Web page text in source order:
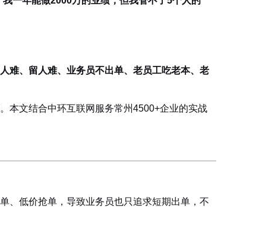
难、留人难、业务员不出单、老员工吃老本、老
本文结合中环互联网服务常州4500+企业的实战
、低价抢单，导致业务员也只追求短期出单，不